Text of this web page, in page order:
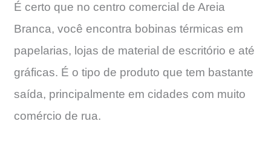
É certo que no centro comercial de Areia
Branca, você encontra bobinas térmicas em
papelarias, lojas de material de escritório e até
gráficas. É o tipo de produto que tem bastante
saída, principalmente em cidades com muito
comércio de rua.